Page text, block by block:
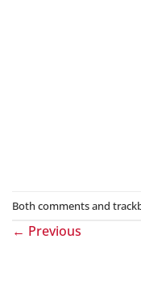
Both comments and
← Previous